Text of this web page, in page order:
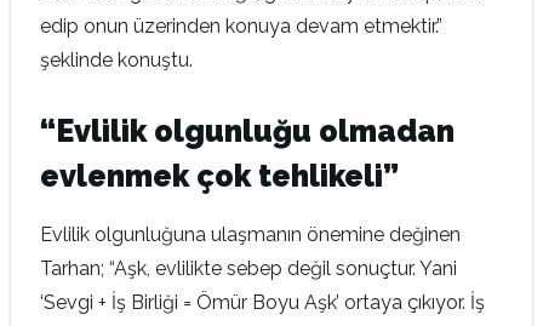
edip onun üzerinden konuya devam etmektir.”
şeklinde konuştu.
“Evlilik olgunluğu olmadan
evlenmek çok tehlikeli”
Evlilik olgunluğuna ulaşmanın önemine değinen
Tarhan; “Aşk, evlilikte sebep değil sonuçtur. Yani
‘Sevgi + İş Birliği = Ömür Boyu Aşk’ ortaya çıkıyor. İş